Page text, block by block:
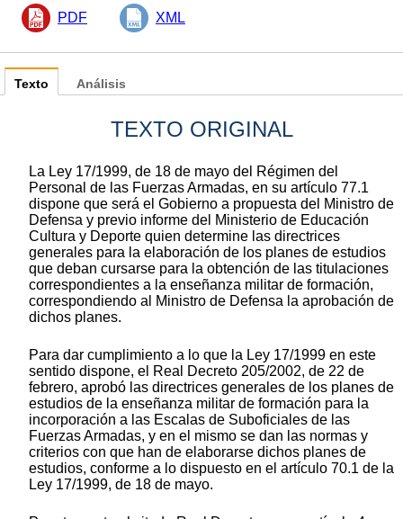
PDF XML
Texto
TEXTO ORIGINAL
La Ley 17/1999, de 18 de mayo del Régimen del
Personal de las Fuerzas Armadas, en su artículo 77.1
dispone que será el Gobierno a propuesta del Ministro de
Defensa y previo informe del Ministerio de Educación
Cultura y Deporte quien determine las directrices
generales para la elaboración de los planes de estudios
que deban cursarse para la obtención de las titulaciones
correspondientes a la enseñanza militar de formación,
correspondiendo al Ministro de Defensa la aprobación de
dichos planes.
Para dar cumplimiento a lo que la Ley 17/1999 en este
sentido dispone, el Real Decreto 205/2002, de 22 de
febrero, aprobó las directrices generales de los planes de
estudios de la enseñanza militar de formación para la
incorporación a las Escalas de Suboficiales de las
Fuerzas Armadas, y en el mismo se dan las normas y
criterios con que han de elaborarse dichos planes de
estudios, conforme a lo dispuesto en el artículo 70.1 de la
Ley 17/1999, de 18 de mayo.
Análisis